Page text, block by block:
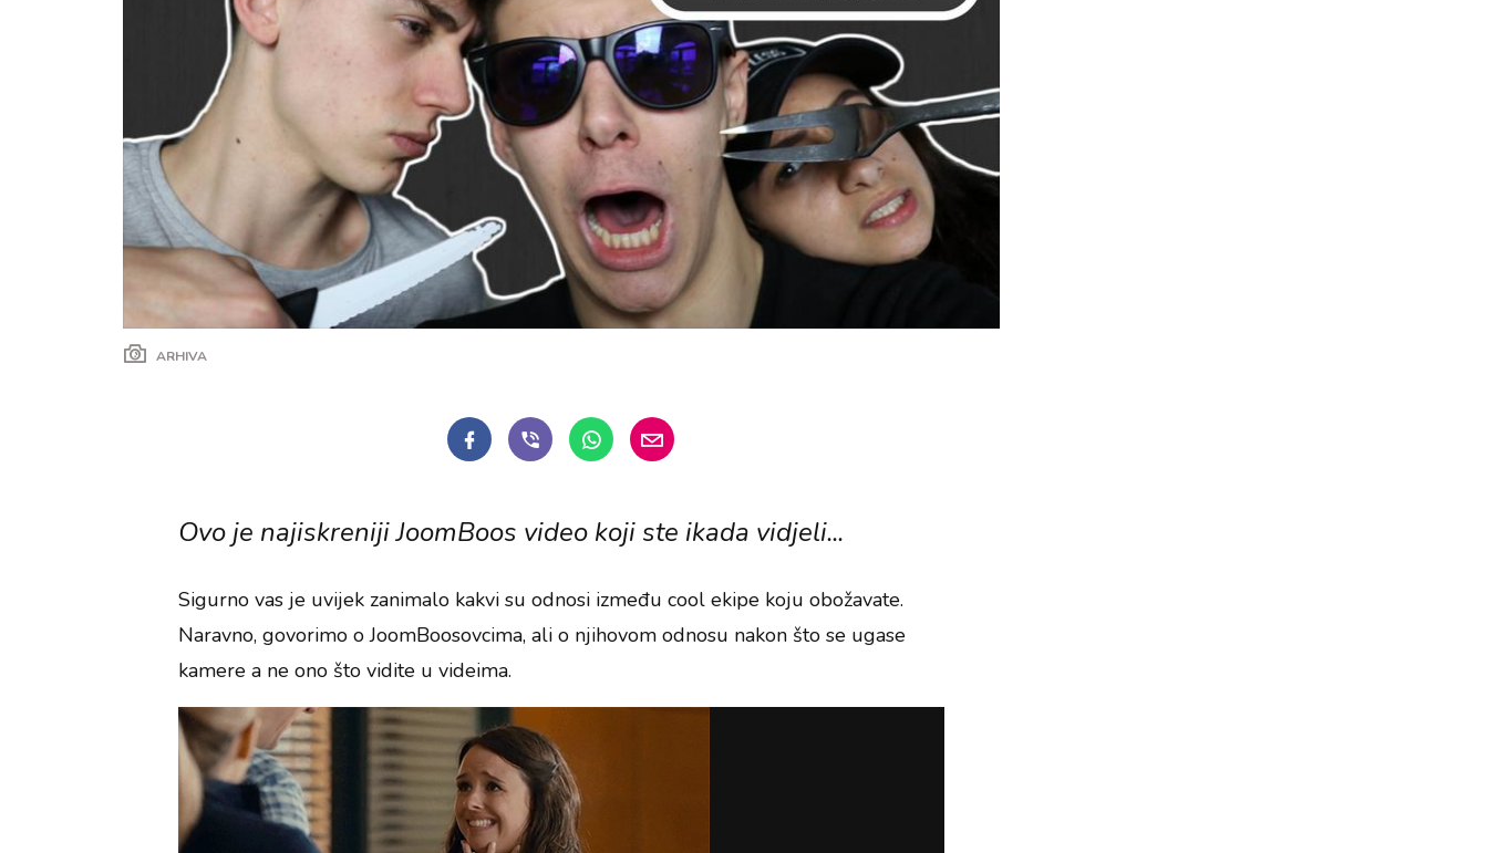
ARHIVA
Ovo je najiskreniji JoomBoos video koji ste ikada vidjeli...
Sigurno vas je uvijek zanimalo kakvi su odnosi između cool ekipe koju obožavate.
Naravno, govorimo o JoomBoosovcima, ali o njihovom odnosu nakon što se ugase
kamere a ne ono što vidite u videima.